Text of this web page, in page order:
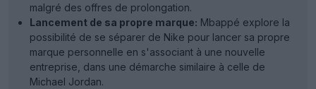
malgré des offres de prolongation.
Lancement de sa propre marque: Mbappé explore la
possibilité de se séparer de Nike pour lancer sa propre
marque personnelle en s'associant à une nouvelle
entreprise, dans une démarche similaire à celle de
Michael Jordan.